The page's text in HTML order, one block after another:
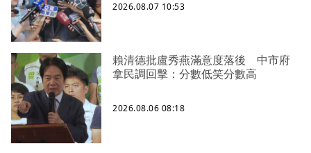
2026.08.07 10:53
賴清德批盧秀燕滿意度落後 中市府
拿民調回擊：分數低笑分數高
2026.08.06 08:18